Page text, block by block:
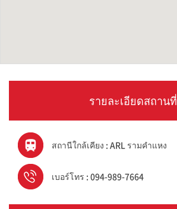
รายละเอียดสถานที่
สถานีใกล้เคียง : ARL รามคำแหง
เบอร์โทร : 094-989-7664